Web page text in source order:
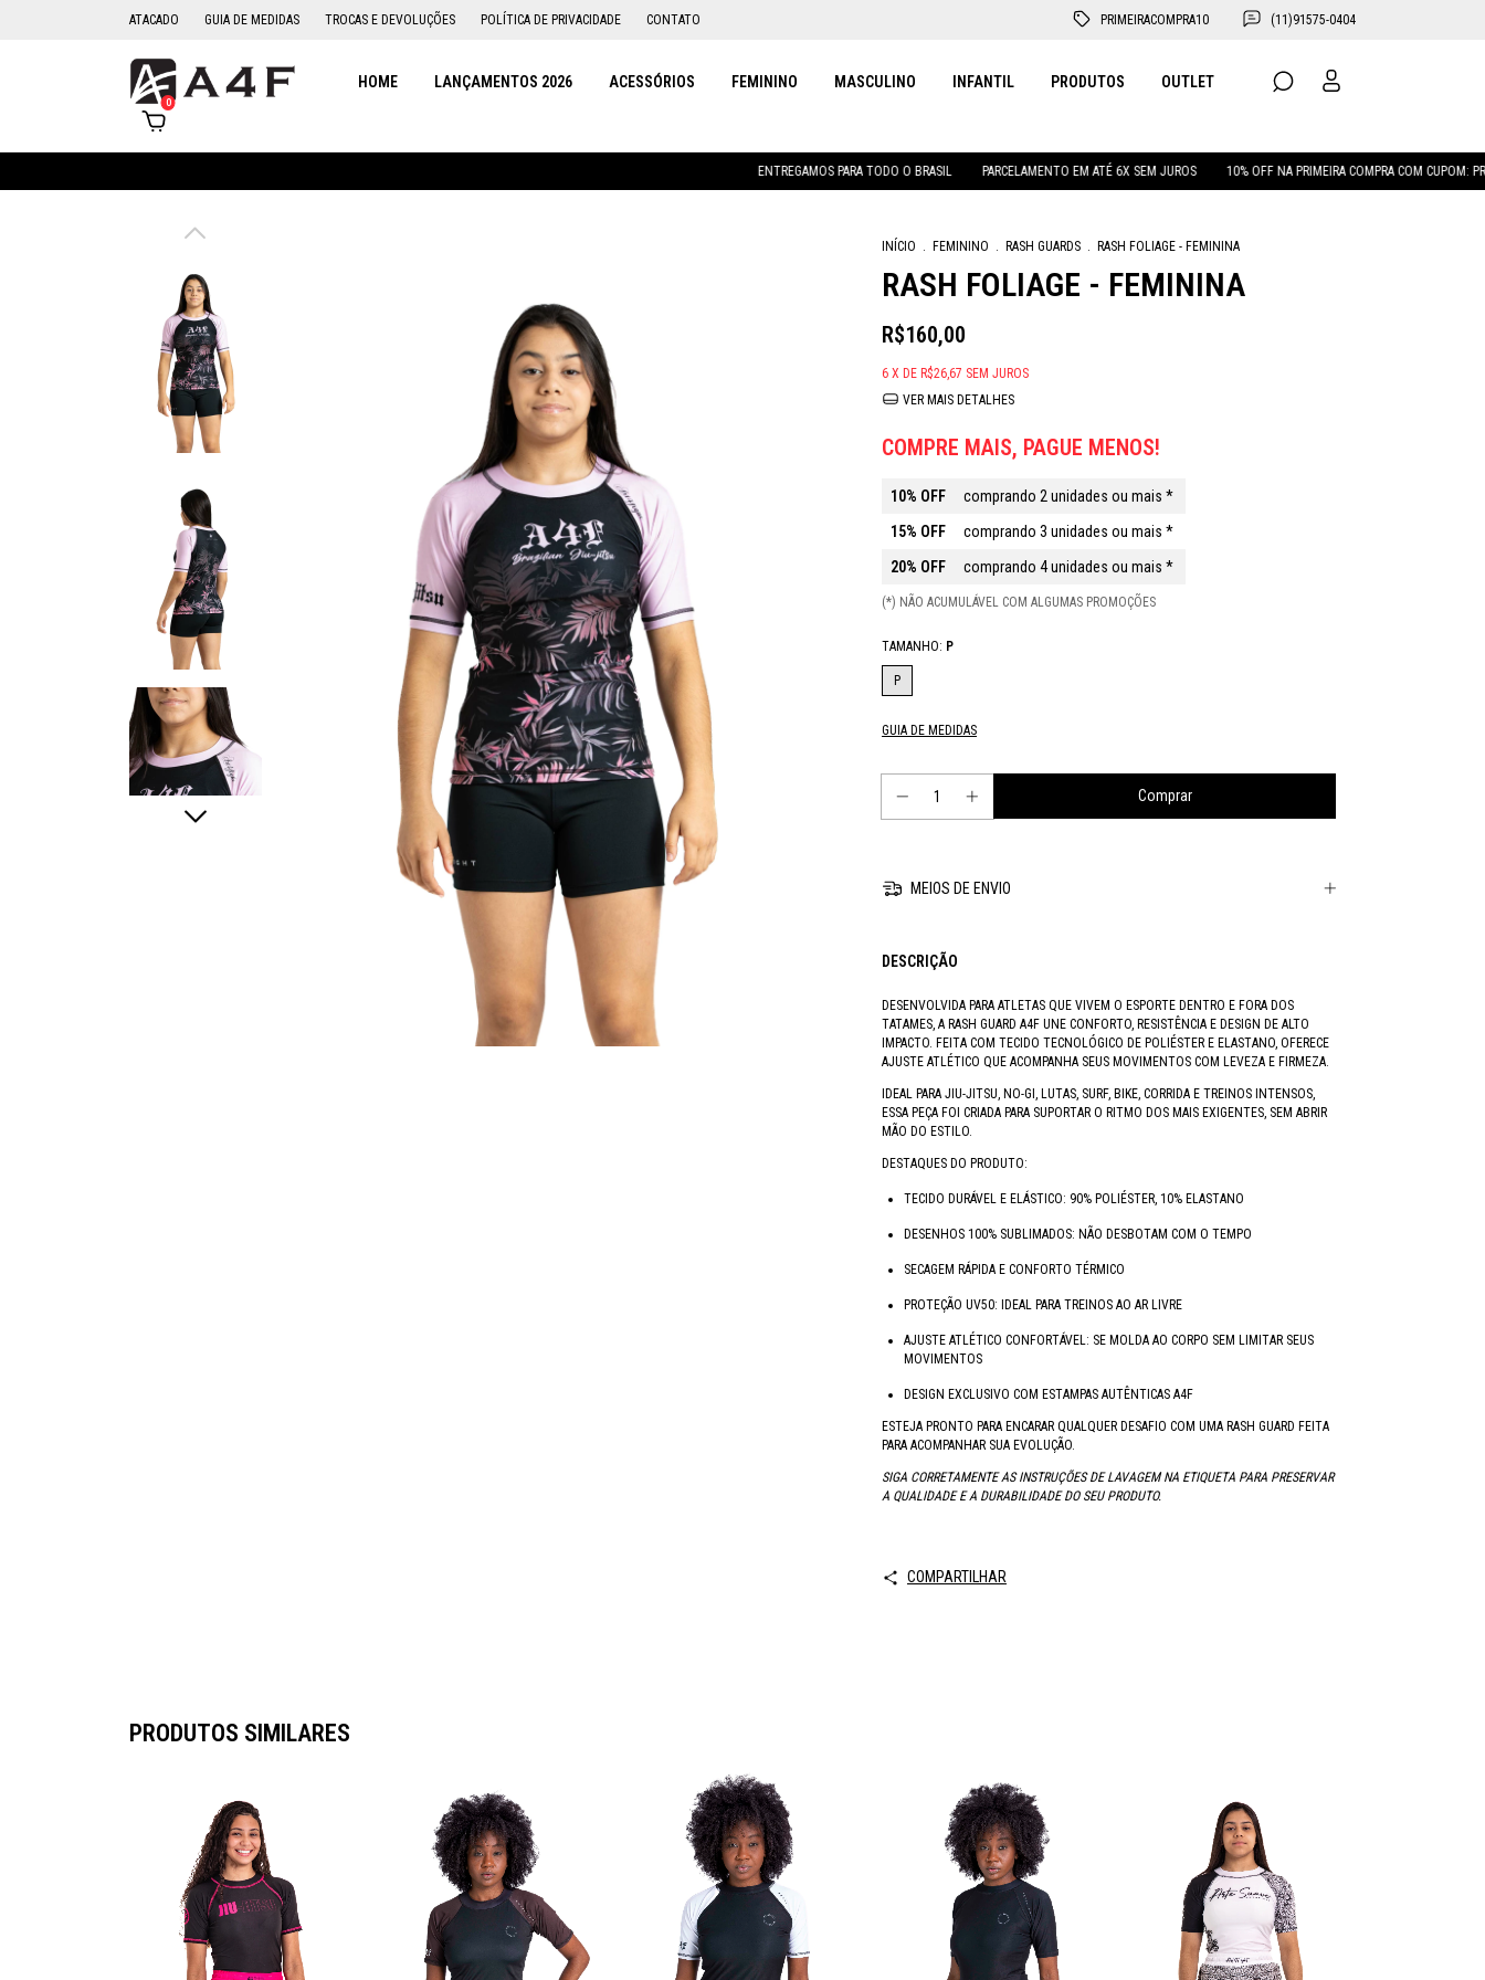
ATACADO GUIA DE MEDIDAS TROCAS E DEVOLUÇÕES POLÍTICA DE PRIVACIDADE CONTATO PRIMEIRACOMPRA10 (11)91575-0404
HOME LANÇAMENTOS 2026 ACESSÓRIOS FEMININO MASCULINO INFANTIL PRODUTOS OUTLET
0
ENTREGAMOS PARA TODO O BRASIL PARCELAMENTO EM ATÉ 6X SEM JUROS 10% OFF NA PRIMEIRA COMPRA COM CUPOM:
INÍCIO FEMININO RASH GUARDS RASH FOLIAGE - FEMININA
RASH FOLIAGE - FEMININA
R$160,00
6 X DE R$26,67 SEM JUROS
VER MAIS DETALHES
COMPRE MAIS, PAGUE MENOS!
10% OFF
comprando 2 unidades ou mais *
15% OFF
comprando 3 unidades ou mais *
20% OFF
comprando 4 unidades ou mais *
(*) NÃO ACUMULÁVEL COM ALGUMAS PROMOÇÕES
TAMANHO: P
P
GUIA DE MEDIDAS
MEIOS DE ENVIO
DESCRIÇÃO
DESENVOLVIDA PARA ATLETAS QUE VIVEM O ESPORTE DENTRO E FORA DOS
TATAMES, A RASH GUARD A4F UNE CONFORTO, RESISTÊNCIA E DESIGN DE ALTO
IMPACTO. FEITA COM TECIDO TECNOLÓGICO DE POLIÉSTER E ELASTANO, OFERECE
AJUSTE ATLÉTICO QUE ACOMPANHA SEUS MOVIMENTOS COM LEVEZA E FIRMEZA.
IDEAL PARA JIU-JITSU, NO-GI, LUTAS, SURF, BIKE, CORRIDA E TREINOS INTENSOS,
ESSA PEÇA FOI CRIADA PARA SUPORTAR O RITMO DOS MAIS EXIGENTES, SEM ABRIR
MÃO DO ESTILO.
DESTAQUES DO PRODUTO:
TECIDO DURÁVEL E ELÁSTICO: 90% POLIÉSTER, 10% ELASTANO
DESENHOS 100% SUBLIMADOS: NÃO DESBOTAM COM O TEMPO
SECAGEM RÁPIDA E CONFORTO TÉRMICO
PROTEÇÃO UV50: IDEAL PARA TREINOS AO AR LIVRE
AJUSTE ATLÉTICO CONFORTÁVEL: SE MOLDA AO CORPO SEM LIMITAR SEUS
MOVIMENTOS
DESIGN EXCLUSIVO COM ESTAMPAS AUTÊNTICAS A4F
ESTEJA PRONTO PARA ENCARAR QUALQUER DESAFIO COM UMA RASH GUARD FEITA
PARA ACOMPANHAR SUA EVOLUÇÃO.
SIGA CORRETAMENTE AS INSTRUÇÕES DE LAVAGEM NA ETIQUETA PARA PRESERVAR
A QUALIDADE E A DURABILIDADE DO SEU PRODUTO.
COMPARTILHAR
PRODUTOS SIMILARES